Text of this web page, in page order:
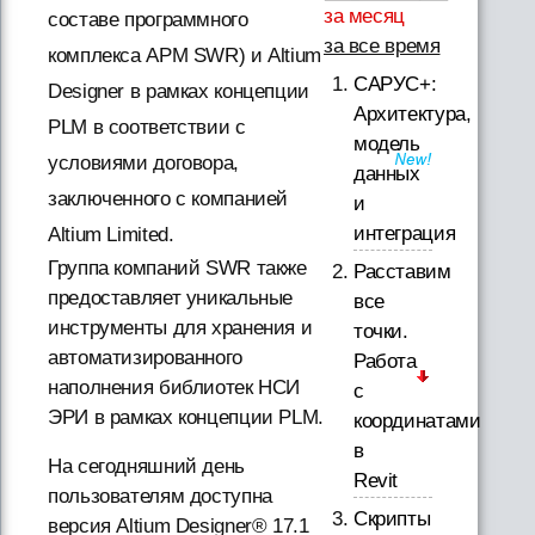
составе программного
комплекса АРМ SWR) и Altium
Designer в рамках концепции
PLM в соответствии с
условиями договора,
заключенного c компанией
Altium Limited.
Группа компаний SWR также
предоставляет уникальные
инструменты для хранения и
автоматизированного
наполнения библиотек НСИ
ЭРИ в рамках концепции PLM.
На сегодняшний день
пользователям доступна
версия Altium Designer® 17.1
за месяц
за все время
САРУС+:
Архитектура,
модель
данных
и
интеграция
Расставим
все
точки.
Работа
с
координатами
в
Revit
Скрипты